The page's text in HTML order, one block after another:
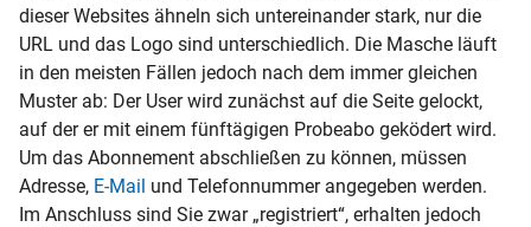
dieser Websites ähneln sich untereinander stark, nur die
URL und das Logo sind unterschiedlich. Die Masche läuft
in den meisten Fällen jedoch nach dem immer gleichen
Muster ab: Der User wird zunächst auf die Seite gelockt,
auf der er mit einem fünftägigen Probeabo geködert wird.
Um das Abonnement abschließen zu können, müssen
Adresse, E-Mail und Telefonnummer angegeben werden.
Im Anschluss sind Sie zwar „registriert“, erhalten jedoch